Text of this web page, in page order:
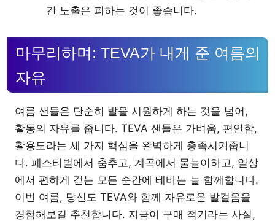
간 노출은 피하는 것이 좋습니다.
마무리하며: TEVA가 내게 준 여름의
자유
여름 샌들은 단순히 발을 시원하게 하는 것을 넘어,
활동의 자유를 줍니다. TEVA 샌들은 가벼움, 편안함,
활용도라는 세 가지 핵심을 완벽하게 충족시켜줍니
다. 페스티벌에서 춤추고, 계곡에서 물놀이하고, 일상
에서 편하게 걷는 모든 순간에 테바는 늘 함께합니다.
이번 여름, 당신도 TEVA와 함께 자유로운 발걸음을
경험해보길 추천합니다. 지금이 구매 적기라는 사실,